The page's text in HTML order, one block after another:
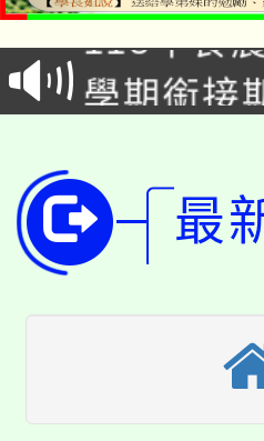
會
115年食
程
學期銜接
版
公告本校
代理(課)
「2026金
車」活動
生本土
公告本
代理(課)
最